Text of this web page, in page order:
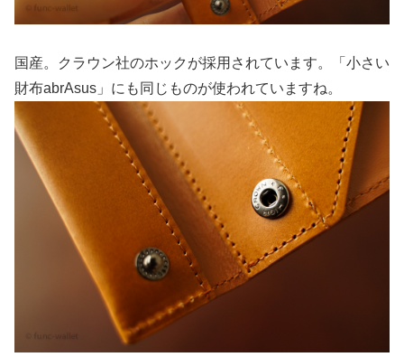
国産。クラウン社のホックが採用されています。「小さい
財布abrAsus」にも同じものが使われていますね。